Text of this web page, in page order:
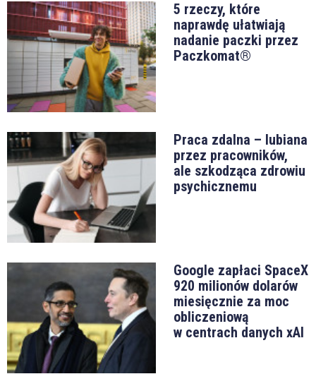
5 rzeczy, które
naprawdę ułatwiają
nadanie paczki przez
Paczkomat®
Praca zdalna – lubiana
przez pracowników,
ale szkodząca zdrowiu
psychicznemu
Google zapłaci SpaceX
920 milionów dolarów
miesięcznie za moc
obliczeniową
w centrach danych xAI